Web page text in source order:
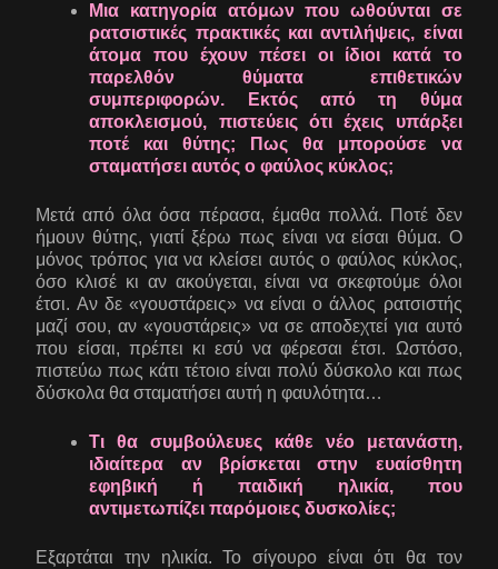
Μια κατηγορία ατόμων που ωθούνται σε
ρατσιστικές πρακτικές και αντιλήψεις, είναι
άτομα που έχουν πέσει οι ίδιοι κατά το
παρελθόν θύματα επιθετικών
συμπεριφορών. Εκτός από τη θύμα
αποκλεισμού, πιστεύεις ότι έχεις υπάρξει
ποτέ και θύτης; Πως θα μπορούσε να
σταματήσει αυτός ο φαύλος κύκλος;
Μετά από όλα όσα πέρασα, έμαθα πολλά. Ποτέ δεν
ήμουν θύτης, γιατί ξέρω πως είναι να είσαι θύμα. Ο
μόνος τρόπος για να κλείσει αυτός ο φαύλος κύκλος,
όσο κλισέ κι αν ακούγεται, είναι να σκεφτούμε όλοι
έτσι. Αν δε «γουστάρεις» να είναι ο άλλος ρατσιστής
μαζί σου, αν «γουστάρεις» να σε αποδεχτεί για αυτό
που είσαι, πρέπει κι εσύ να φέρεσαι έτσι. Ωστόσο,
πιστεύω πως κάτι τέτοιο είναι πολύ δύσκολο και πως
δύσκολα θα σταματήσει αυτή η φαυλότητα…
Τι θα συμβούλευες κάθε νέο μετανάστη,
ιδιαίτερα αν βρίσκεται στην ευαίσθητη
εφηβική ή παιδική ηλικία, που
αντιμετωπίζει παρόμοιες δυσκολίες;
Εξαρτάται την ηλικία. Το σίγουρο είναι ότι θα τον